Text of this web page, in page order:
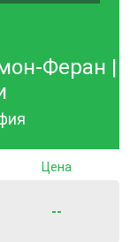
Феран |
Цена
--